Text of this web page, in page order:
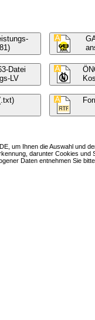
Datei
LV
um Ihnen die Auswahl und
darunter Cookies und
Daten entnehmen Sie